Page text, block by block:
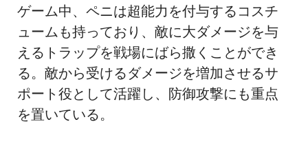
ゲーム中、ペニは超能力を付与するコスチ
ュームも持っており、敵に大ダメージを与
えるトラップを戦場にばら撒くことができ
る。敵から受けるダメージを増加させるサ
ポート役として活躍し、防御攻撃にも重点
を置いている。